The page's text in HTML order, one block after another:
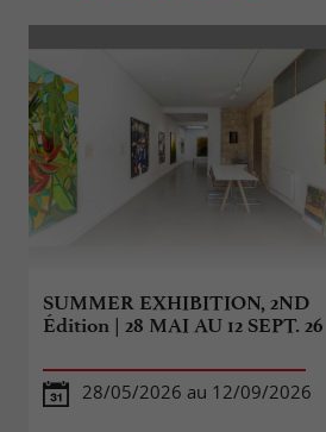
SUMMER EXHIBITION, 2ND
Édition | 28 MAI AU 12 SEPT. 26
28/05/2026 au 12/09/2026